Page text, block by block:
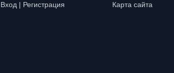
Вход | Регистрация Карта сайта